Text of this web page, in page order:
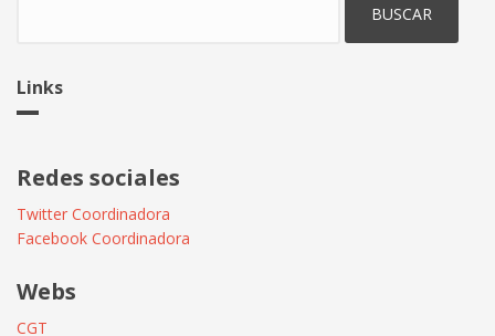
Links
Redes sociales
Twitter Coordinadora
Facebook Coordinadora
Webs
CGT